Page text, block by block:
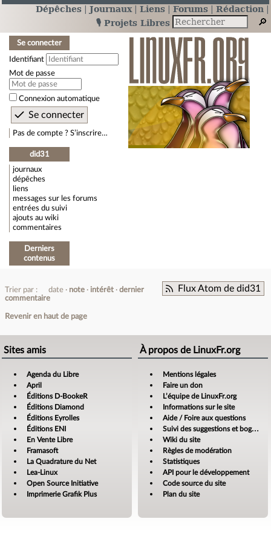
Dépêches Journaux Liens Forums
Rédaction
🎙️ Projets Libres
Se connecter
Identifiant
Mot de passe
Connexion automatique
Pas de compte ? S’inscrire…
did31
journaux
dépêches
liens
messages sur les forums
entrées du suivi
ajouts au wiki
commentaires
Derniers
contenus
Flux Atom de did31
Trier par : date note intérêt
dernier
commentaire
Revenir en haut de page
Sites amis
Agenda du Libre
April
Éditions D-BookeR
Éditions Diamond
Éditions Eyrolles
Éditions ENI
En Vente Libre
Framasoft
La Quadrature du Net
Lea-Linux
Open Source Initiative
Imprimerie Grafik Plus
À propos de LinuxFr.org
Mentions légales
Faire un don
L’équipe de LinuxFr.org
Informations sur le site
Aide / Foire aux questions
Suivi des suggestions et bogues
Wiki du site
Règles de modération
Statistiques
API pour le développement
Code source du site
Plan du site